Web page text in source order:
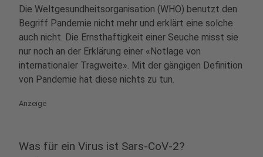
Die Weltgesundheitsorganisation (WHO) benutzt den
Begriff Pandemie nicht mehr und erklärt eine solche
auch nicht. Die Ernsthaftigkeit einer Seuche misst sie
nur noch an der Erklärung einer «Notlage von
internationaler Tragweite». Mit der gängigen Definition
von Pandemie hat diese nichts zu tun.
Anzeige
Was für ein Virus ist Sars-CoV-2?